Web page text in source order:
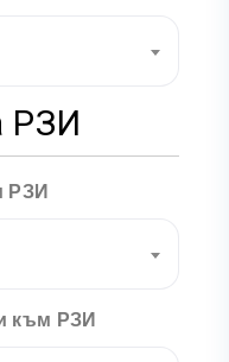
РЗИ
РЗИ
към РЗИ